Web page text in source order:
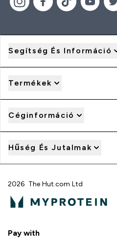
Segítség És Információ
Termékek
Céginformáció
Hűség És Jutalmak
2026 The Hut.com Ltd
Pay with